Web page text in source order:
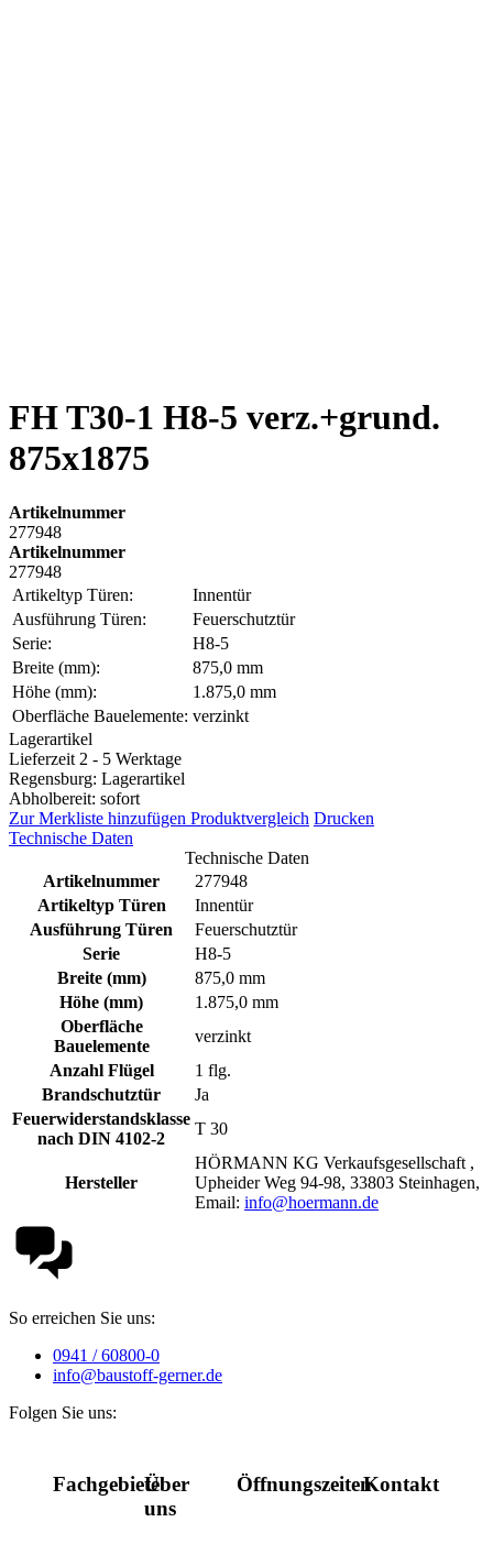
FH T30-1 H8-5 verz.+grund.
875x1875
Artikelnummer
277948
Artikelnummer
277948
Artikeltyp Türen:
Innentür
Ausführung Türen:
Feuerschutztür
Serie:
H8-5
Breite (mm):
875,0 mm
Höhe (mm):
1.875,0 mm
Oberfläche Bauelemente: verzinkt
Lagerartikel
Lieferzeit 2 - 5 Werktage
Regensburg: Lagerartikel
Abholbereit: sofort
Zur Merkliste hinzufügen Produktvergleich Drucken
Technische Daten
Technische Daten
Artikelnummer
277948
Artikeltyp Türen
Innentür
Ausführung Türen
Feuerschutztür
Serie
H8-5
Breite (mm)
875,0 mm
Höhe (mm)
1.875,0 mm
Oberfläche
Bauelemente
verzinkt
Anzahl Flügel
1 flg.
Brandschutztür
Ja
Feuerwiderstandsklasse
nach DIN 4102-2
T 30
Hersteller
HÖRMANN KG Verkaufsgesellschaft ,
Upheider Weg 94-98, 33803 Steinhagen,
Email: info@hoermann.de
So erreichen Sie uns:
0941 / 60800-0
info@baustoff-gerner.de
Folgen Sie uns:
FachgebieteÜber
uns
ÖffnungszeitenKontakt